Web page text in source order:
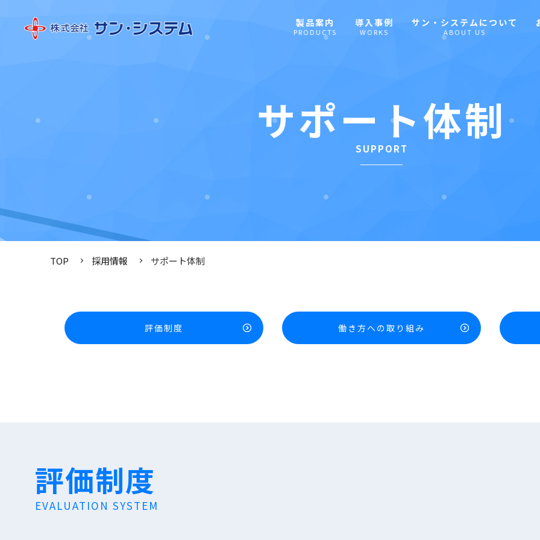
製品案内
PRODUCTS
導⼊事例
WORKS
サン・システムについて
ABOUT US
サポート体制
SUPPORT
TOP 採用情報 サポート体制
評価制度 働き方への取り組み
評価制度
EVALUATION SYSTEM